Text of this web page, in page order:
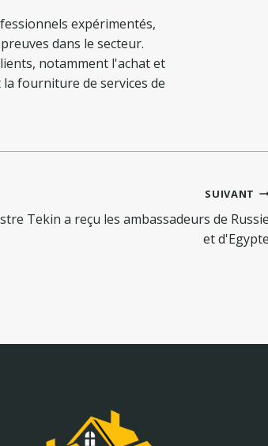
expérimentés,
dans le secteur.
notamment l'achat et
fourniture de services de
SUIVANT
Tekin a reçu les ambassadeurs de
et